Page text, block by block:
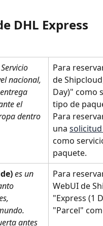
DHL Express
Servicio
nacional,
el
dentro
Para
de
Day)" como
tipo de
Para
una solicitud
como
paquete.
es un
antes
Para
WebUI de
"Express (1
"Parcel"